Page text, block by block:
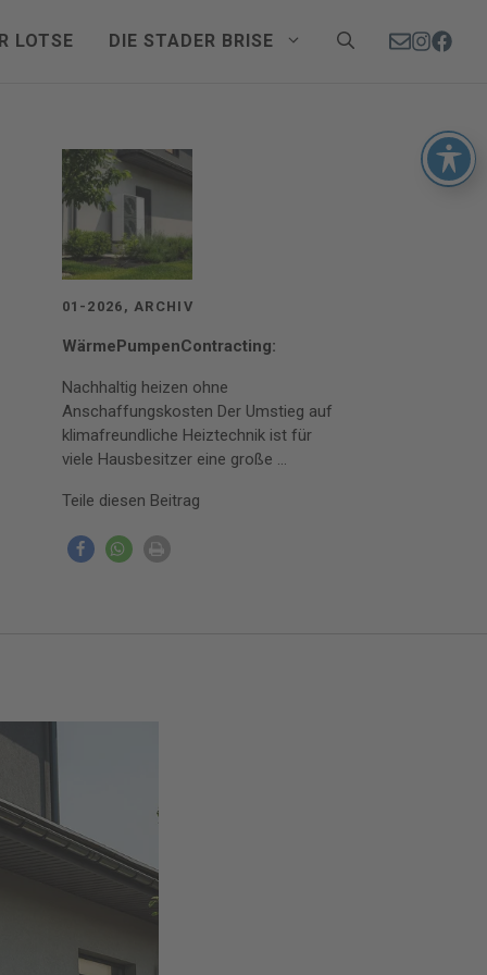
LOTSE DIE STADER BRISE
01-2026 ,ARCHIV
WärmePumpenContracting:
Nachhaltig heizen ohne
Anschaffungskosten Der Umstieg auf
klimafreundliche Heiztechnik ist für
viele Hausbesitzer eine große ...
Teile diesen Beitrag